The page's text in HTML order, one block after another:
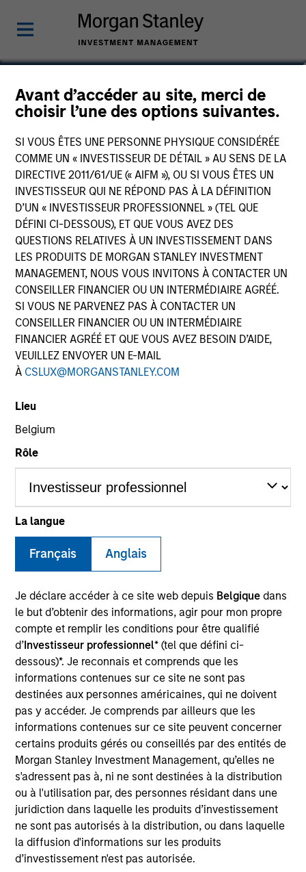
Avant d’accéder au site, merci de
choisir l’une des options suivantes.
SI VOUS ÊTES UNE PERSONNE PHYSIQUE CONSIDÉRÉE
COMME UN « INVESTISSEUR DE DÉTAIL » AU SENS DE LA
DIRECTIVE 2011/61/UE (« AIFM »), OU SI VOUS ÊTES UN
INVESTISSEUR QUI NE RÉPOND PAS À LA DÉFINITION
D’UN « INVESTISSEUR PROFESSIONNEL » (TEL QUE
DÉFINI CI-DESSOUS), ET QUE VOUS AVEZ DES
QUESTIONS RELATIVES À UN INVESTISSEMENT DANS
LES PRODUITS DE MORGAN STANLEY INVESTMENT
MANAGEMENT, NOUS VOUS INVITONS À CONTACTER UN
CONSEILLER FINANCIER OU UN INTERMÉDIAIRE AGRÉÉ.
SI VOUS NE PARVENEZ PAS À CONTACTER UN
CONSEILLER FINANCIER OU UN INTERMÉDIAIRE
FINANCIER AGRÉÉ ET QUE VOUS AVEZ BESOIN D’AIDE,
VEUILLEZ ENVOYER UN E-MAIL
À CSLUX@MORGANSTANLEY.COM
Lieu
Belgium
Rôle
La langue
Français Anglais
Je déclare accéder à ce site web depuis Belgique dans
le but d’obtenir des informations, agir pour mon propre
compte et remplir les conditions pour être qualifié
d’Investisseur professionnel* (tel que défini ci-
dessous)*. Je reconnais et comprends que les
informations contenues sur ce site ne sont pas
destinées aux personnes américaines, qui ne doivent
pas y accéder. Je comprends par ailleurs que les
informations contenues sur ce site peuvent concerner
certains produits gérés ou conseillés par des entités de
Morgan Stanley Investment Management, qu’elles ne
s'adressent pas à, ni ne sont destinées à la distribution
ou à l'utilisation par, des personnes résidant dans une
juridiction dans laquelle les produits d’investissement
ne sont pas autorisés à la distribution, ou dans laquelle
la diffusion d'informations sur les produits
d’investissement n'est pas autorisée.
Orit Mizrachi
Co-President of Direct Lending
Years
TEAM
North America Private Credit
Orit Mizrachi is a Managing Director of Morgan
Stanley and a member of the Morgan Stanley
Private Credit team, where she serves as Chief
Operating Officer of the Middle Market Direct
Lending strategy. In her role, Orit oversees all
operational, compliance, and legal activities for this
strategy. In addition, Ms. Mizrachi serves as Chief
Operating Officer and Secretary of the Morgan
Stanley Private Credit business development
companies. Ms. Mizrachi joined Morgan Stanley in
2019 and has over 25 years of relevant industry
experience. Prior to joining, Ms. Mizrachi was a
Managing Director at The Carlyle Group and served
as Chief Operating Officer of TCG BDC II and TCG
BDC, Inc. Prior to her appointment as Chief
Operating Officer, Ms. Mizrachi was involved in
various roles across Carlyle, including Director of